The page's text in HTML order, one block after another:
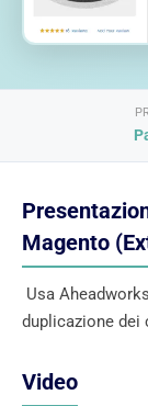
Magento
Usa
duplicazione dei
Video